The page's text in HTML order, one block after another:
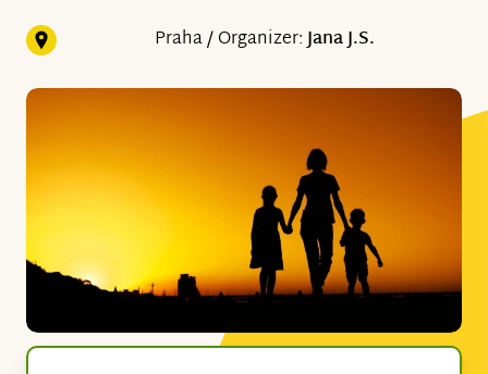
Praha / Organizer:Jana J.S.